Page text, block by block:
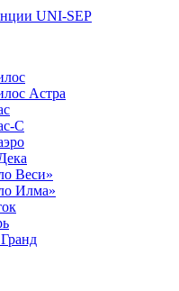
UNI-SEP
Астра
С
Веси»
Илма»